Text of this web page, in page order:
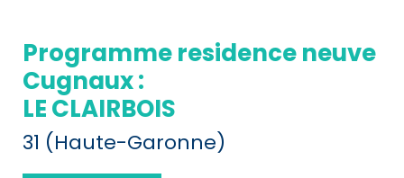
Programme residence neuve
Cugnaux :
LE CLAIRBOIS
31 (Haute-Garonne)